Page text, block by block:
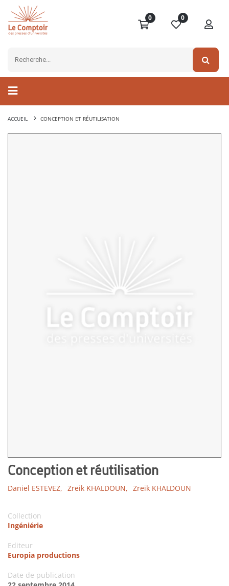
0 0
ACCUEIL CONCEPTION ET RÉUTILISATION
Conception et réutilisation
Daniel ESTEVEZ, Zreik KHALDOUN, Zreik KHALDOUN
Collection
Ingéniérie
Editeur
Europia productions
Date de publication